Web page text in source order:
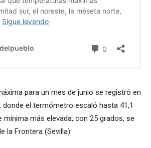
para un mes de junio se registró en
donde el termómetro escaló hasta 41,1
mínima más elevada, con 25 grados, se
la Frontera (Sevilla).